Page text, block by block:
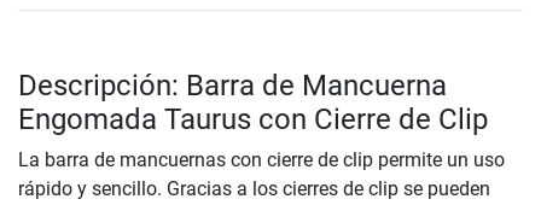
Descripción: Barra de Mancuerna
Engomada Taurus con Cierre de Clip
La barra de mancuernas con cierre de clip permite un uso
rápido y sencillo. Gracias a los cierres de clip se pueden